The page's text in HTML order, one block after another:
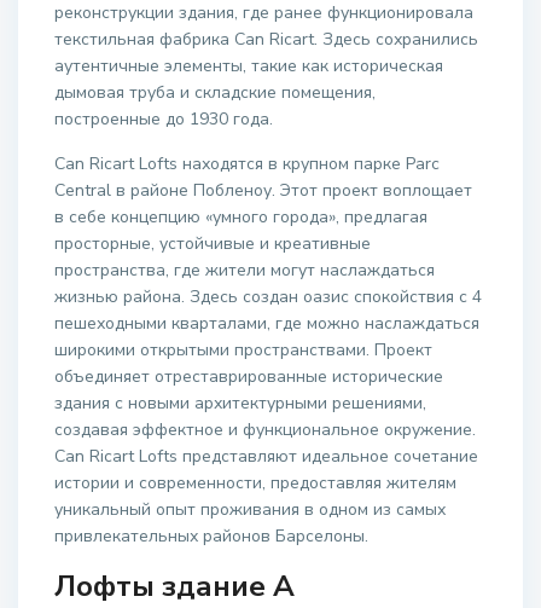
реконструкции здания, где ранее функционировала
текстильная фабрика Can Ricart. Здесь сохранились
аутентичные элементы, такие как историческая
дымовая труба и складские помещения,
построенные до 1930 года.
Can Ricart Lofts находятся в крупном парке Parc
Central в районе Побленоу. Этот проект воплощает
в себе концепцию «умного города», предлагая
просторные, устойчивые и креативные
пространства, где жители могут наслаждаться
жизнью района. Здесь создан оазис спокойствия с 4
пешеходными кварталами, где можно наслаждаться
широкими открытыми пространствами. Проект
объединяет отреставрированные исторические
здания с новыми архитектурными решениями,
создавая эффектное и функциональное окружение.
Can Ricart Lofts представляют идеальное сочетание
истории и современности, предоставляя жителям
уникальный опыт проживания в одном из самых
привлекательных районов Барселоны.
Лофты здание А